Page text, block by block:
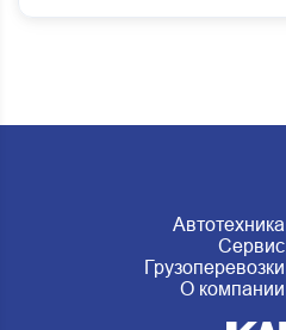
Автотехника
Сервис
Грузоперевозки
О компании